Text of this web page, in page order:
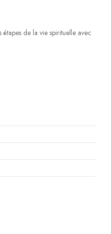
de la vie spirituelle avec